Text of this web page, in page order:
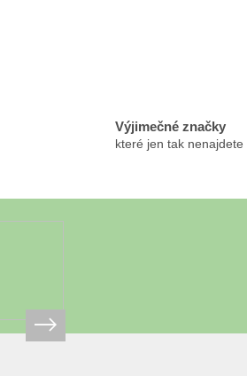
Výjimečné značky
které jen tak nenajdete